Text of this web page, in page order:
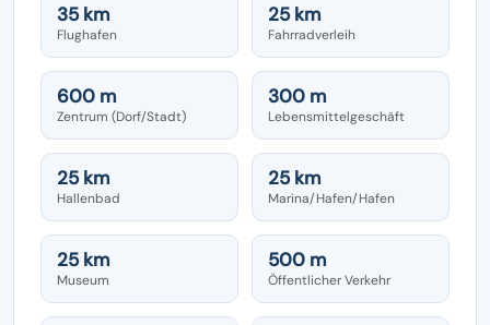
35 km
Flughafen
25 km
Fahrradverleih
600 m
Zentrum (Dorf/Stadt)
300 m
Lebensmittelgeschäft
25 km
Hallenbad
25 km
Marina/Hafen/Hafen
25 km
Museum
500 m
Öffentlicher Verkehr